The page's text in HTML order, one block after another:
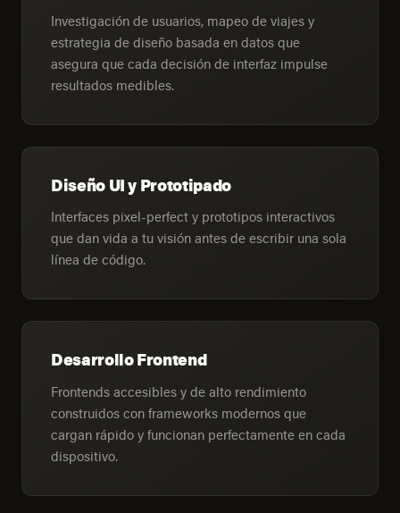
Investigación de usuarios, mapeo de viajes y
estrategia de diseño basada en datos que
asegura que cada decisión de interfaz impulse
resultados medibles.
Diseño UI y Prototipado
Interfaces pixel-perfect y prototipos interactivos
que dan vida a tu visión antes de escribir una sola
línea de código.
Desarrollo Frontend
Frontends accesibles y de alto rendimiento
construidos con frameworks modernos que
cargan rápido y funcionan perfectamente en cada
dispositivo.